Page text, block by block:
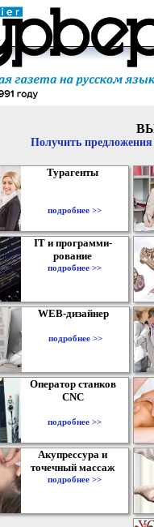
Получить
Турагенты
подробнее >>
IT и программи-
рование
подробнее >>
WEB-дизайнер
подробнее >>
Оператор станков
CNC
подробнее >>
Акупрессура и
точечный массаж
подробнее >>